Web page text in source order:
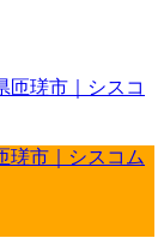
瑳市｜シスコム